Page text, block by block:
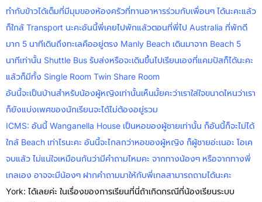
ทำกับข้าวได้เต็มที่มีมุมของห้องครัวที่ทานอาหารร่วมกับเพื่อนๆ ได้นะคะแล้ว
ก็ใกล้ Transport นะคะอันนี้พี่เคยไปพักแล้วตอนที่พี่ไป Australia ที่พักดี
มาก 5 นาทีเดินถึงทะเลคืออยู่ตรง Manly Beach เดินมาจาก Beach 5
นาทีเท่านั้น Shuttle Bus รับส่งหรือจะเดินขึ้นไปเรียนเองที่แคมปัสก็ได้นะคะ
แล้วก็มีทั้ง Single Room Twin Share Room
อันนี้จะเป็นบ้านสำหรับน้องผู้หญิงเท่านั้นเห็นมั้ยคะว่าเราใส่ใจขนาดไหนว่าเรา
ก็ยังแบ่งเพศของนักเรียนจะได้ไม่ต้องอยู่รวม
ICMS: อันนี้ Wanganella House เป็นหอของผู้ชายเท่านั้น ก็อันนี้ก็จะไม่ได้
ใกล้ Beach เท่าไรนะคะ อันนี้จะไกลกว่าหอของผู้หญิง ก็ผู้ชายอ่ะเนอะ โอเค
จบแล้ว ไม่แน่ใจเหมือนกันว่ามีคำถามไหมคะ จากทางน้องๆ หรือจากทางพี่
เกลเอง อาจจะมีน้องๆ ฝากคำถามมาให้กับพี่เกลสามารถถามได้นะคะ
York: ได้เลยค่ะ ในเรื่องของการเรียนที่นี่ถ้าเกิดกรณีที่น้องเรียนระบบ